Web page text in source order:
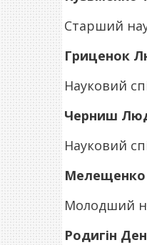
Старший
Гриценок
Науковий
Черниш
Науковий
Мелещенко
Молодший
Родигін